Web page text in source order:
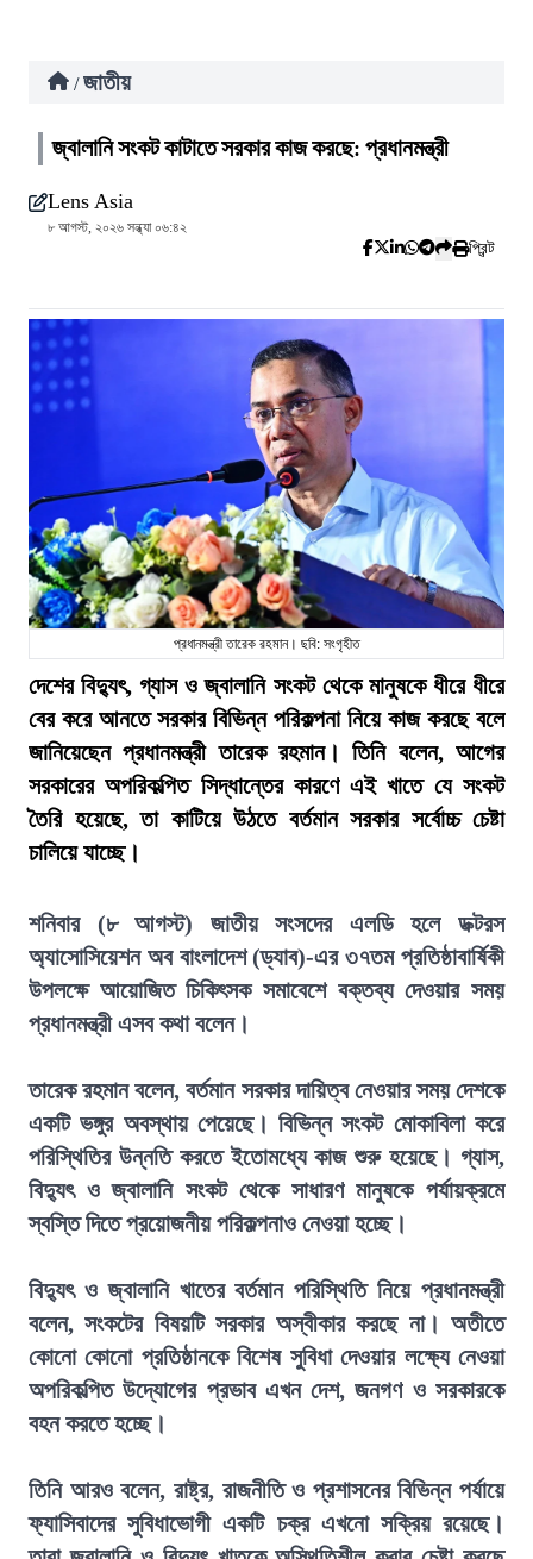
/ জাতীয়
জ্বালানি সংকট কাটাতে সরকার কাজ করছে: প্রধানমন্ত্রী
Lens Asia
৮ আগস্ট, ২০২৬ সন্ধ্যা ০৬:৪২
প্রিন্ট
প্রধানমন্ত্রী তারেক রহমান। ছবি: সংগৃহীত
দেশের বিদ্যুৎ, গ্যাস ও জ্বালানি সংকট থেকে মানুষকে ধীরে ধীরে
বের করে আনতে সরকার বিভিন্ন পরিকল্পনা নিয়ে কাজ করছে বলে
জানিয়েছেন প্রধানমন্ত্রী তারেক রহমান। তিনি বলেন, আগের
সরকারের অপরিকল্পিত সিদ্ধান্তের কারণে এই খাতে যে সংকট
তৈরি হয়েছে, তা কাটিয়ে উঠতে বর্তমান সরকার সর্বোচ্চ চেষ্টা
চালিয়ে যাচ্ছে।
শনিবার (৮ আগস্ট) জাতীয় সংসদের এলডি হলে ডক্টরস
অ্যাসোসিয়েশন অব বাংলাদেশ (ড্যাব)-এর ৩৭তম প্রতিষ্ঠাবার্ষিকী
উপলক্ষে আয়োজিত চিকিৎসক সমাবেশে বক্তব্য দেওয়ার সময়
প্রধানমন্ত্রী এসব কথা বলেন।
তারেক রহমান বলেন, বর্তমান সরকার দায়িত্ব নেওয়ার সময় দেশকে
একটি ভঙ্গুর অবস্থায় পেয়েছে। বিভিন্ন সংকট মোকাবিলা করে
পরিস্থিতির উন্নতি করতে ইতোমধ্যে কাজ শুরু হয়েছে। গ্যাস,
বিদ্যুৎ ও জ্বালানি সংকট থেকে সাধারণ মানুষকে পর্যায়ক্রমে
স্বস্তি দিতে প্রয়োজনীয় পরিকল্পনাও নেওয়া হচ্ছে।
বিদ্যুৎ ও জ্বালানি খাতের বর্তমান পরিস্থিতি নিয়ে প্রধানমন্ত্রী
বলেন, সংকটের বিষয়টি সরকার অস্বীকার করছে না। অতীতে
কোনো কোনো প্রতিষ্ঠানকে বিশেষ সুবিধা দেওয়ার লক্ষ্যে নেওয়া
অপরিকল্পিত উদ্যোগের প্রভাব এখন দেশ, জনগণ ও সরকারকে
বহন করতে হচ্ছে।
তিনি আরও বলেন, রাষ্ট্র, রাজনীতি ও প্রশাসনের বিভিন্ন পর্যায়ে
ফ্যাসিবাদের সুবিধাভোগী একটি চক্র এখনো সক্রিয় রয়েছে।